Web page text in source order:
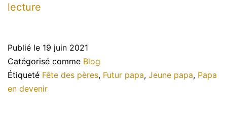
lecture
tous
les
papas
Publié le 19 juin 2021
Catégorisé comme Blog
Étiqueté Fête des pères, Futur papa, Jeune papa, Papa
en devenir